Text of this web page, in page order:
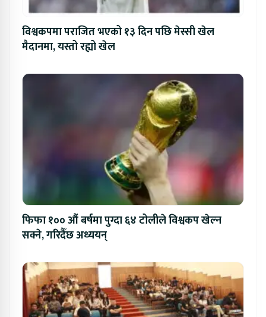
विश्वकपमा पराजित भएको १३ दिन पछि मेस्सी खेल
मैदानमा, यस्तो रह्यो खेल
फिफा १०० औं बर्षमा पुग्दा ६४ टोलीले विश्वकप खेल्न
सक्ने, गरिदैँछ अध्ययन्